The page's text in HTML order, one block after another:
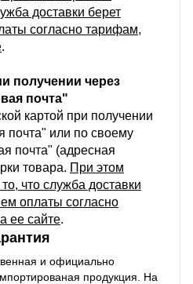
доставки берет
согласно тарифам,
.
получении через
почта"
картой при получении
почта" или по своему
почта" (адресная
товара. При этом
что служба доставки
оплаты согласно
ее сайте.
и официально
продукция. На